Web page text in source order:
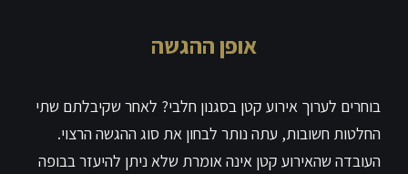
אופן ההגשה
בוחרים לערוך אירוע קטן בסגנון חלבי? לאחר שקיבלתם שתי
החלטות חשובות, עתה נותר לבחון את סוג ההגשה הרצוי.
העובדה שהאירוע קטן אינה אומרת שלא ניתן להיעזר בבופה